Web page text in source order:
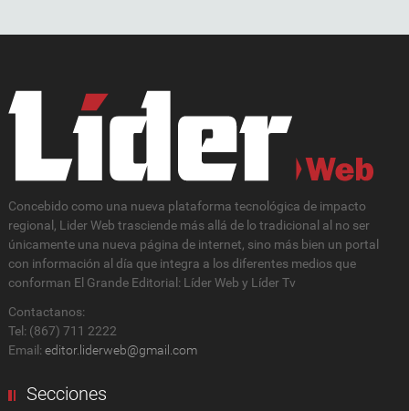
Concebido como una nueva plataforma tecnológica de impacto
regional, Lider Web trasciende más allá de lo tradicional al no ser
únicamente una nueva página de internet, sino más bien un portal
con información al día que integra a los diferentes medios que
conforman El Grande Editorial: Líder Web y Líder Tv
Contactanos:
Tel: (867) 711 2222
Email: editor.liderweb@gmail.com
Secciones